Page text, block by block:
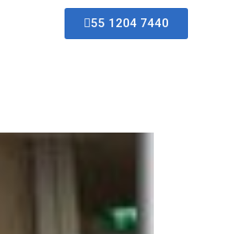
55 1204 7440